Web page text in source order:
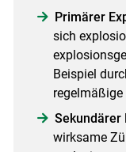
Primärer
sich
Beispiel
Sekundärer
wirksame